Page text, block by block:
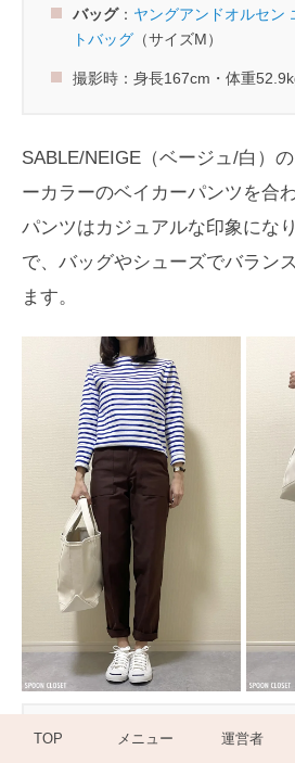
バッグ： ヤングアンドオルセン
トバッグ （サイズM）
撮影時：身長167cm・体重
SABLE/NEIGE（ベージュ/白）
ーカラーのベイカーパンツを合
パンツはカジュアルな印象にな
で、バッグやシューズでバラン
ます。
トップス：セントジェームス
TOP メニュー 運営者